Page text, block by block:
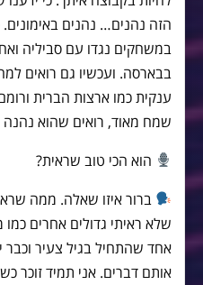
הזה נהנים… נהנים באימונים.
במשחקים נגדו עם סביליה
בבארסה. ועכשיו גם רואים
ענקית כמו ארצות הברית
שמח מאוד, רואים שהוא נהנה
הוא הכי טוב שראית?
ברור איזו שאלה. ממה
שלא ראיתי גדולים אחרים
אותם דברים. אני תמיד זוכר